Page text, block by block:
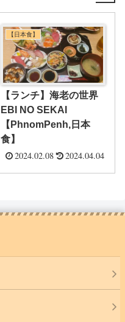
【日本食】
【ランチ】海老の世界
EBI NO SEKAI
【PhnomPenh,日本
食】
2024.02.08 2024.04.04